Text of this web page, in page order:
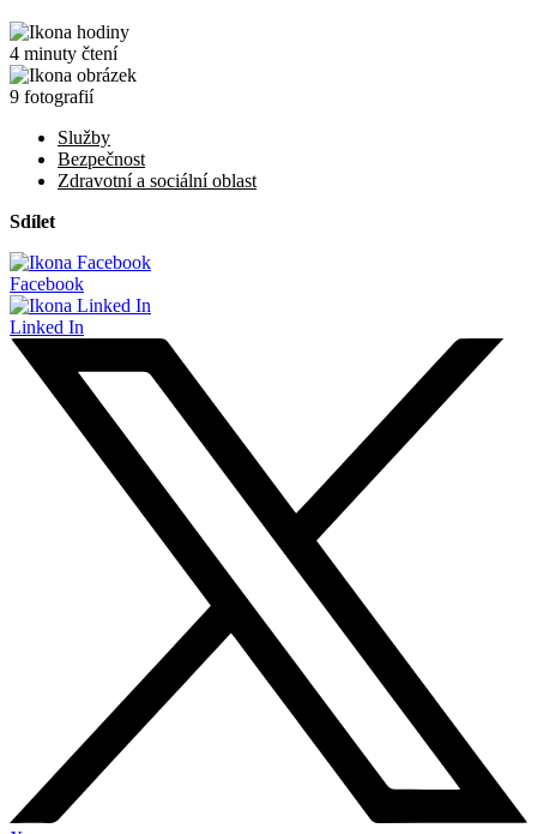
4 minuty čtení
9 fotografií
Služby
Bezpečnost
Zdravotní a sociální oblast
Sdílet
Facebook
Linked In